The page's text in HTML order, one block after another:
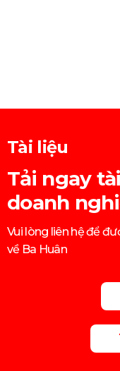
Tài liệu
Tải ngay
doanh
Vui lòng liên hệ để
về Ba Huân